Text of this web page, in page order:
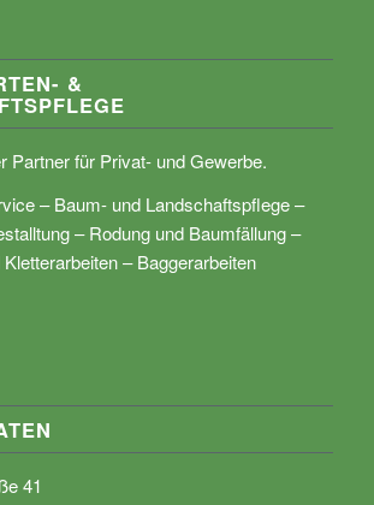
&
Partner für Privat- und Gewerbe.
– Baum- und Landschaftspflege –
– Rodung und Baumfällung –
– Baggerarbeiten
41